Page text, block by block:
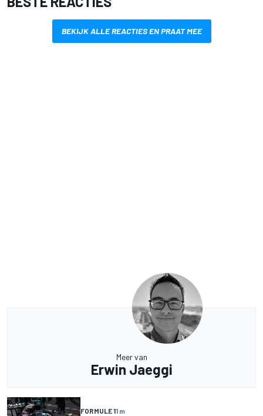
BEKIJK ALLE REACTIES EN PRAAT MEE
Meer van
Erwin Jaeggi
FORMULE 11 m